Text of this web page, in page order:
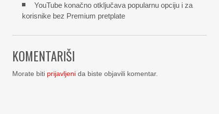
YouTube konačno otključava popularnu opciju i za
korisnike bez Premium pretplate
KOMENTARIŠI
Morate biti prijavljeni da biste objavili komentar.